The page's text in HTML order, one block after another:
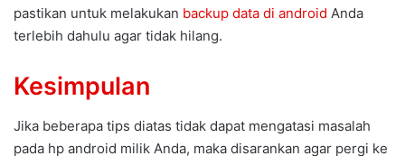
pastikan untuk melakukan backup data di android Anda
terlebih dahulu agar tidak hilang.
Kesimpulan
Jika beberapa tips diatas tidak dapat mengatasi masalah
pada hp android milik Anda, maka disarankan agar pergi ke